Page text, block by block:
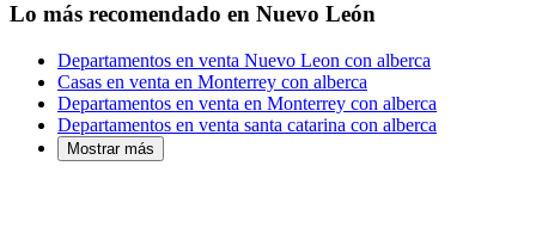
Lo más recomendado en Nuevo León
Departamentos en venta Nuevo Leon con alberca
Casas en venta en Monterrey con alberca
Departamentos en venta en Monterrey con alberca
Departamentos en venta santa catarina con alberca
Mostrar más